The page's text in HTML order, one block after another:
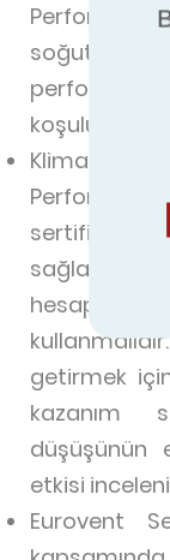
koşulunda
Klima
sağlamak
getirmek
kazanım
düşüşünün
etkisi
Eurovent